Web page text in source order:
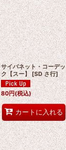
サイバネット・コーデッ
ク【スー】 [SD さ行]
80円(税込)
カートに入れる